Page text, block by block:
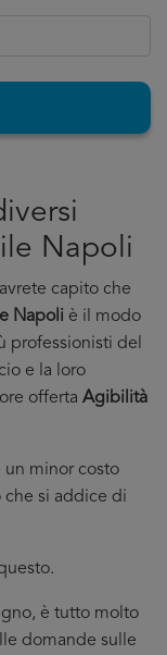
Napoli
capito che
Napoli è il modo
professionisti del
e la loro
offerta Agibilità
un minor costo
che si addice di
è tutto molto
domande sulle